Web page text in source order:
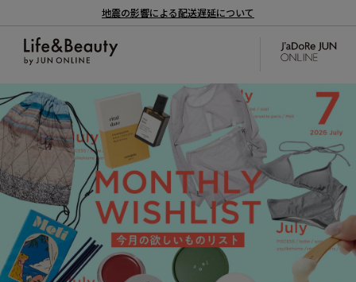
地震の影響による配送遅延について